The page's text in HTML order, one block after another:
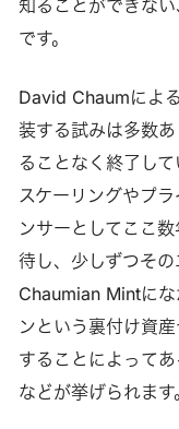
知ることができな
です。
David Chaumによ
装する試みは多数
ることなく終了し
スケーリングやプ
ンサーとしてここ
待し、少しずつそ
Chaumian Mintにな
ンという裏付け資
することによって
などが挙げられます。